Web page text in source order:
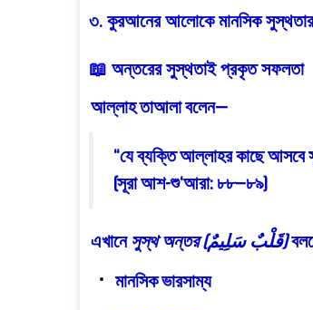
৩. কুরআনের আলোকে মানসিক
📖 অন্তরের সুস্থতাই প্রকৃত সফলতা
আল্লাহ তাআলা বলেন—
“যে ব্যক্তি আল্লাহর কাছে
(সূরা আশ-শু‘আরা: ৮৮–৮৯)
এখানে সুস্থ অন্তর (قَلْبٌ سَلِيمٌ)
মানসিক ভারসাম্য